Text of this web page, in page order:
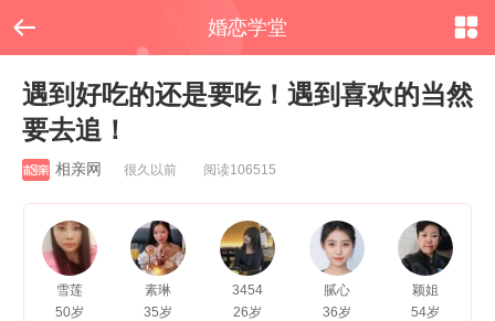
 婚恋学堂
遇到好吃的还是要吃！遇到喜欢的当然
要去追！
相亲网 很久以前 阅读106515
雪莲
50岁
素琳
35岁
3454
26岁
腻心
36岁
颖姐
54岁
